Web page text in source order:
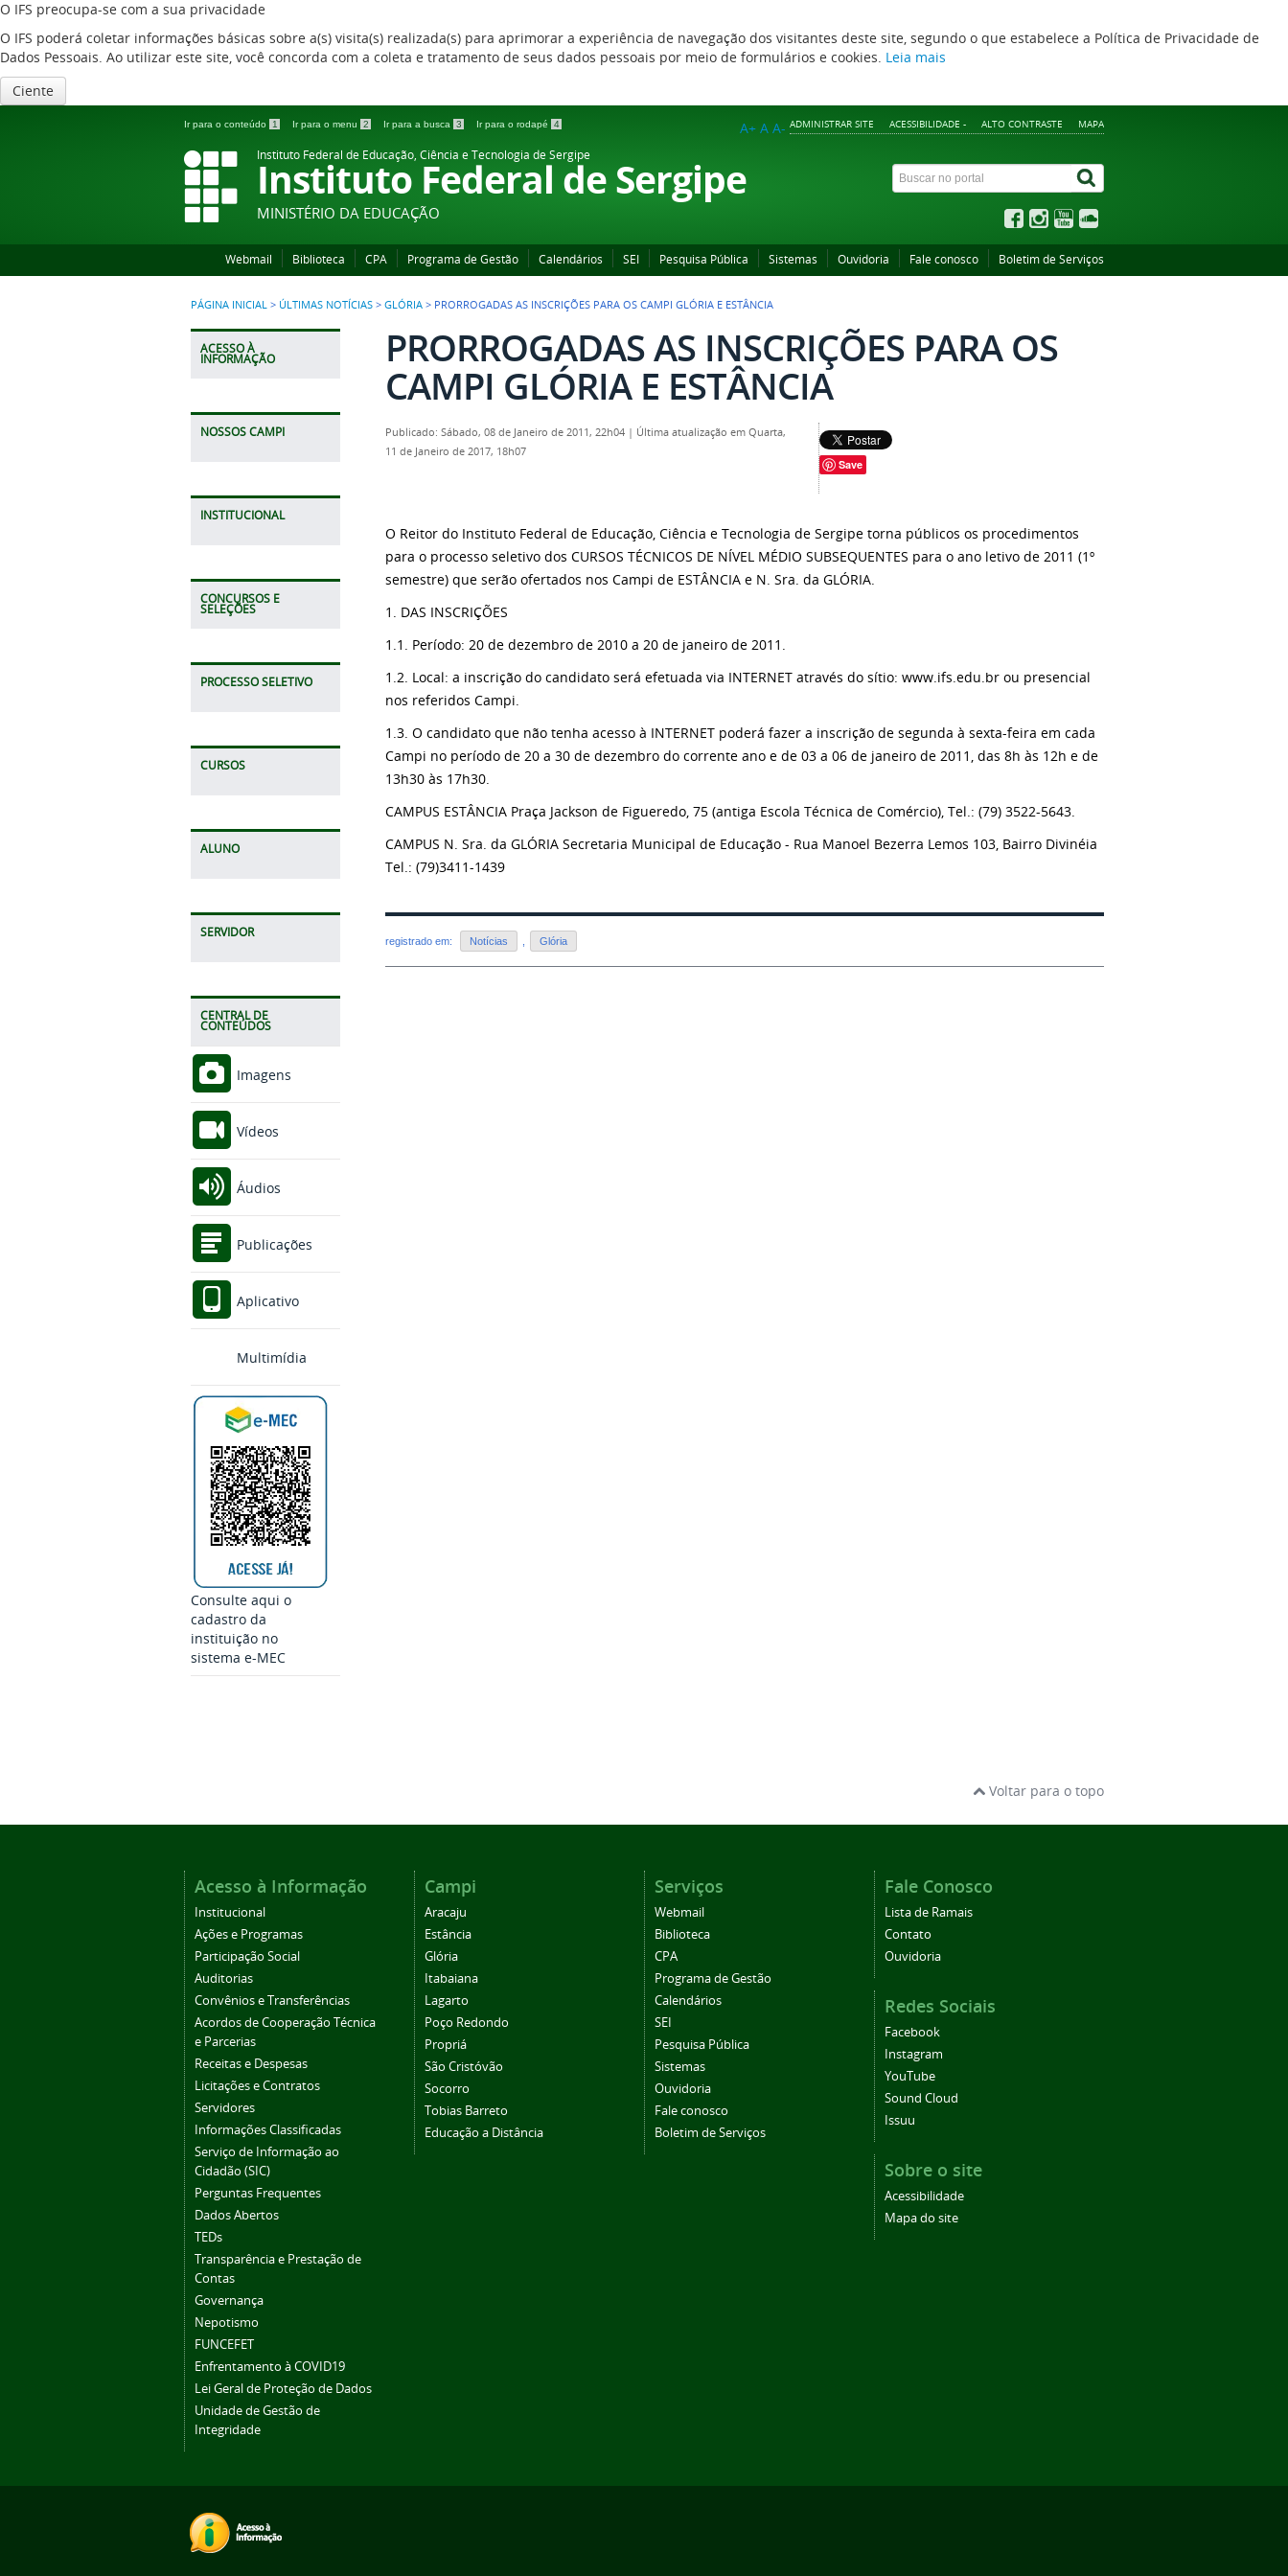
O IFS preocupa-se com a sua privacidade
O IFS poderá coletar informações básicas sobre a(s) visita(s) realizada(s) para aprimorar a experiência de navegação dos visitantes deste site, segundo o que estabelece a Política de Privacidade de
Dados Pessoais. Ao utilizar este site, você concorda com a coleta e tratamento de seus dados pessoais por meio de formulários e cookies. Leia mais
Ciente
Ir para o conteúdo 1 Ir para o menu 2 Ir para a busca 3 Ir para o rodapé 4 ADMINISTRAR SITE ACESSIBILIDADE - ALTO CONTRASTE MAPA
A+ A A-
Instituto Federal de Educação, Ciência e Tecnologia de Sergipe
Instituto Federal de Sergipe
MINISTÉRIO DA EDUCAÇÃO
Webmail Biblioteca CPA Programa de Gestão Calendários SEI Pesquisa Pública Sistemas Ouvidoria Fale conosco Boletim de Serviços
PÁGINA INICIAL > ÚLTIMAS NOTÍCIAS > GLÓRIA > PRORROGADAS AS INSCRIÇÕES PARA OS CAMPI GLÓRIA E ESTÂNCIA
ACESSO À
INFORMAÇÃO
NOSSOS CAMPI
INSTITUCIONAL
CONCURSOS E
SELEÇÕES
PROCESSO SELETIVO
CURSOS
ALUNO
SERVIDOR
CENTRAL DE
CONTEÚDOS
Imagens
Vídeos
Áudios
Publicações
Aplicativo
Multimídia
Consulte aqui o
cadastro da
instituição no
sistema e-MEC
PRORROGADAS AS INSCRIÇÕES PARA OS
CAMPI GLÓRIA E ESTÂNCIA
Publicado: Sábado, 08 de Janeiro de 2011, 22h04 | Última atualização em Quarta,
11 de Janeiro de 2017, 18h07
Save
O Reitor do Instituto Federal de Educação, Ciência e Tecnologia de Sergipe torna públicos os procedimentos
para o processo seletivo dos CURSOS TÉCNICOS DE NÍVEL MÉDIO SUBSEQUENTES para o ano letivo de 2011 (1º
semestre) que serão ofertados nos Campi de ESTÂNCIA e N. Sra. da GLÓRIA.
1. DAS INSCRIÇÕES
1.1. Período: 20 de dezembro de 2010 a 20 de janeiro de 2011.
1.2. Local: a inscrição do candidato será efetuada via INTERNET através do sítio: www.ifs.edu.br ou presencial
nos referidos Campi.
1.3. O candidato que não tenha acesso à INTERNET poderá fazer a inscrição de segunda à sexta-feira em cada
Campi no período de 20 a 30 de dezembro do corrente ano e de 03 a 06 de janeiro de 2011, das 8h às 12h e de
13h30 às 17h30.
CAMPUS ESTÂNCIA Praça Jackson de Figueredo, 75 (antiga Escola Técnica de Comércio), Tel.: (79) 3522-5643.
CAMPUS N. Sra. da GLÓRIA Secretaria Municipal de Educação - Rua Manoel Bezerra Lemos 103, Bairro Divinéia
Tel.: (79)3411-1439
registrado em: Notícias Glória
Voltar para o topo
Acesso à Informação
Institucional
Ações e Programas
Participação Social
Auditorias
Convênios e Transferências
Acordos de Cooperação Técnica
e Parcerias
Receitas e Despesas
Licitações e Contratos
Servidores
Informações Classificadas
Serviço de Informação ao
Cidadão (SIC)
Perguntas Frequentes
Dados Abertos
TEDs
Transparência e Prestação de
Contas
Governança
Nepotismo
FUNCEFET
Enfrentamento à COVID19
Lei Geral de Proteção de Dados
Unidade de Gestão de
Integridade
Campi
Aracaju
Estância
Glória
Itabaiana
Lagarto
Poço Redondo
Propriá
São Cristóvão
Socorro
Tobias Barreto
Educação a Distância
Serviços
Webmail
Biblioteca
CPA
Programa de Gestão
Calendários
SEI
Pesquisa Pública
Sistemas
Ouvidoria
Fale conosco
Boletim de Serviços
Fale Conosco
Lista de Ramais
Contato
Ouvidoria
Redes Sociais
Facebook
Instagram
YouTube
Sound Cloud
Issuu
Sobre o site
Acessibilidade
Mapa do site